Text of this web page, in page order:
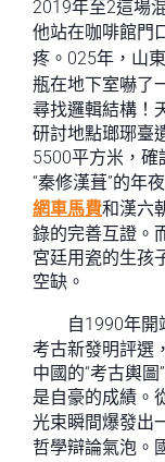
2019年至2這場
他站在咖啡館門
疼。025年，山
瓶在地下室嚇了
尋找邏輯結構！
研討地點瑯琊臺
5500平方米，確
“秦修漢葺”的年
網車馬費和漢六
錄的完善互證。
宮廷用瓷的生孩
空缺。
自1990年開
考古新發明評選
中國的“考古輿
是自豪的成績。
光束瞬間爆發出
哲學辯論氣泡。